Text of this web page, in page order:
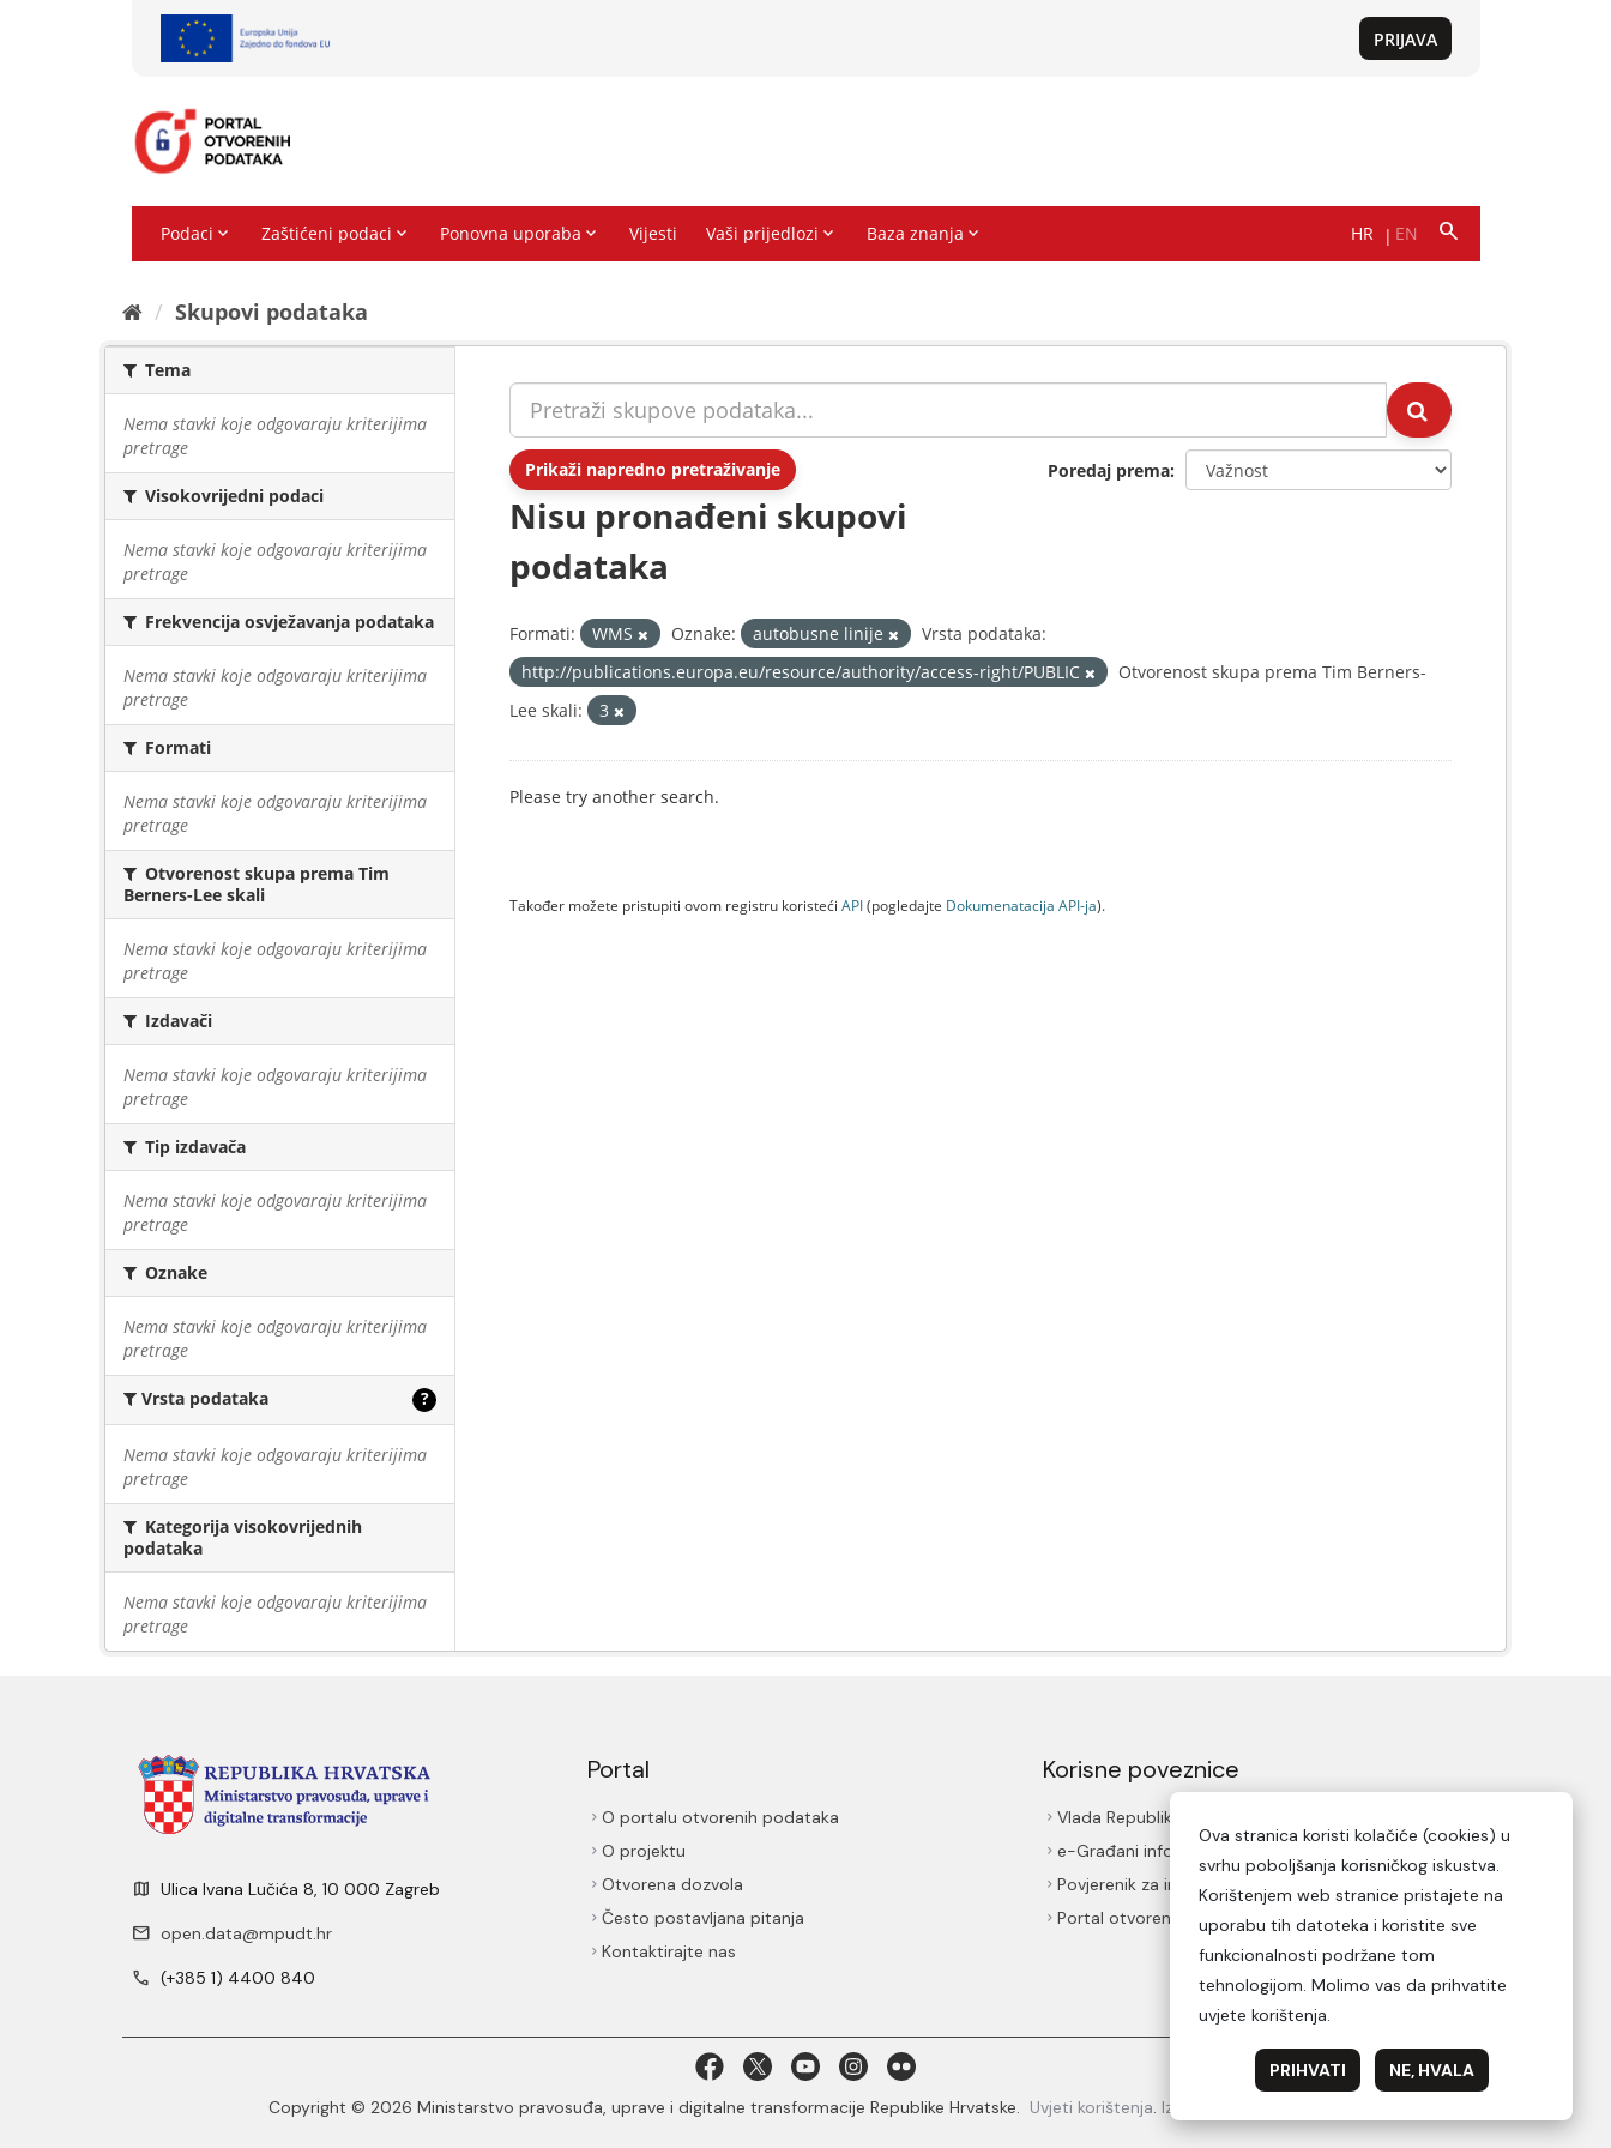
Skupovi podаtаkа
Tema
Nema stavki koje odgovaraju kriterijima
pretrage
Visokovrijedni podaci
Nema stavki koje odgovaraju kriterijima
pretrage
Frekvencija osvježavanja podataka
Nema stavki koje odgovaraju kriterijima
pretrage
Formati
Nema stavki koje odgovaraju kriterijima
pretrage
Otvorenost skupa prema Tim
Berners-Lee skali
Nema stavki koje odgovaraju kriterijima
pretrage
Izdavači
Nema stavki koje odgovaraju kriterijima
pretrage
Tip izdavača
Nema stavki koje odgovaraju kriterijima
pretrage
Oznake
Nema stavki koje odgovaraju kriterijima
pretrage
Vrsta podataka ?
Nema stavki koje odgovaraju kriterijima
pretrage
Kategorija visokovrijednih
podataka
Nema stavki koje odgovaraju kriterijima
pretrage
Prikaži napredno pretraživanje Poredaj prema
Nisu pronađeni skupovi
podataka
Formati: WMS Oznake: autobusne linije
Vrsta podataka:
http://publications.europa.eu/resource/authority/access-right/PUBLIC
Otvorenost skupa prema Tim Berners-
Lee skali:
3
Please try another search.
Također možete pristupiti ovom registru koristeći API(pogledajte Dokumenаtаcijа API-jа).